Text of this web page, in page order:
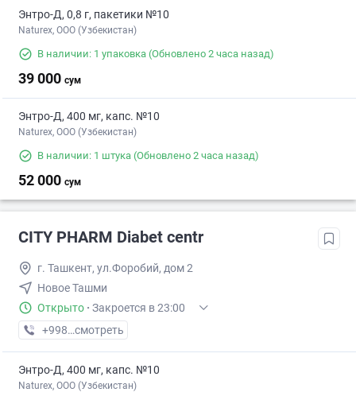
Энтро-Д, 0,8 г, пакетики №10
Naturex, OOO (Узбекистан)
В наличии: 1 упаковка (Обновлено 2 часа назад)
39 000 сум
Энтро-Д, 400 мг, капс. №10
Naturex, OOO (Узбекистан)
В наличии: 1 штука (Обновлено 2 часа назад)
52 000 сум
CITY PHARM Diabet centr
г. Ташкент, ул.Форобий, дом 2
Новое Ташми
Открыто · Закроется в 23:00
+998 (98) XXX-XX-XX
смотреть
Энтро-Д, 400 мг, капс. №10
Naturex, OOO (Узбекистан)